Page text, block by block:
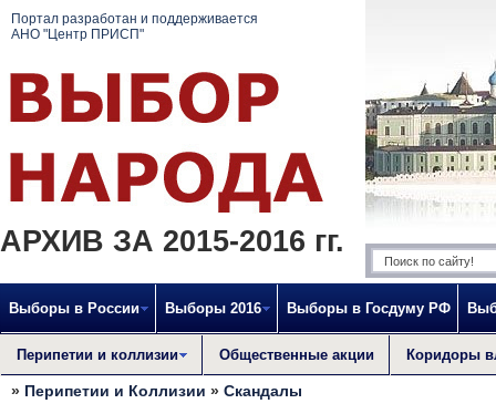
Портал разработан и поддерживается
АНО "Центр ПРИСП"
АРХИВ ЗА 2015-2016 гг.
Выборы в России Выборы 2016 Выборы в Госдуму РФ
Перипетии и коллизии Общественные акции Коридоры
» Перипетии и Коллизии » Скандалы